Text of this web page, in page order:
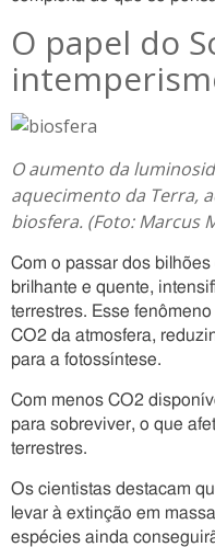
O papel do
O aumento da
aquecimento da Terra,
biosfera. (Foto: Marcus
Com o passar dos
brilhante e quente,
terrestres. Esse
CO2 da atmosfera,
para a fotossíntese.
Com menos CO2
para sobreviver, o que
terrestres.
Os cientistas destacam
levar à extinção em
espécies ainda